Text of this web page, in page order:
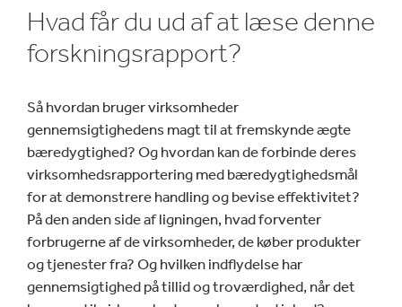
Hvad får du ud af at læse denne
forskningsrapport?
Så hvordan bruger virksomheder
gennemsigtighedens magt til at fremskynde ægte
bæredygtighed? Og hvordan kan de forbinde deres
virksomhedsrapportering med bæredygtighedsmål
for at demonstrere handling og bevise effektivitet?
På den anden side af ligningen, hvad forventer
forbrugerne af de virksomheder, de køber produkter
og tjenester fra? Og hvilken indflydelse har
gennemsigtighed på tillid og troværdighed, når det